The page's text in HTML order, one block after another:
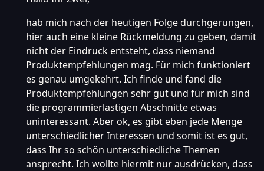
hab mich nach der heutigen Folge durchgerungen,
hier auch eine kleine Rückmeldung zu geben, damit
nicht der Eindruck entsteht, dass niemand
Produktempfehlungen mag. Für mich funktioniert
es genau umgekehrt. Ich finde und fand die
Produktempfehlungen sehr gut und für mich sind
die programmierlastigen Abschnitte etwas
uninteressant. Aber ok, es gibt eben jede Menge
unterschiedlicher Interessen und somit ist es gut,
dass Ihr so schön unterschiedliche Themen
ansprecht. Ich wollte hiermit nur ausdrücken, dass